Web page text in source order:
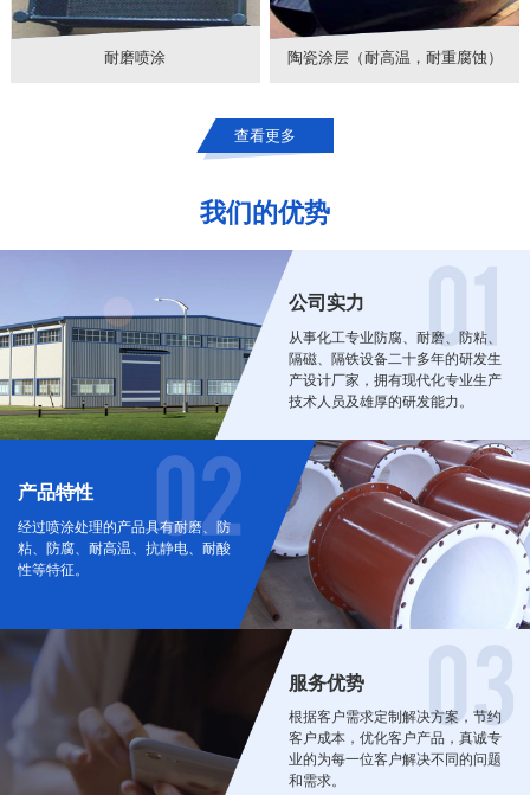
耐磨喷涂 陶瓷涂层（耐高温，耐重腐蚀）
查看更多
我们的优势
公司实力
从事化工专业防腐、耐磨、防粘、
隔磁、隔铁设备二十多年的研发生
产设计厂家，拥有现代化专业生产
技术人员及雄厚的研发能力。
产品特性
经过喷涂处理的产品具有耐磨、防
粘、防腐、耐高温、抗静电、耐酸
性等特征。
服务优势
根据客户需求定制解决方案，节约
客户成本，优化客户产品，真诚专
业的为每一位客户解决不同的问题
和需求。